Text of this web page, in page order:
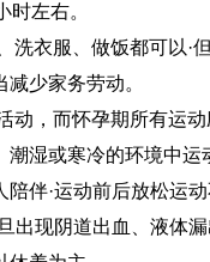
时左右。
洗衣服、做饭都可以·
少家务劳动。
，而怀孕期所有运动
潮湿或寒冷的环境中运
伴·运动前后放松运动
出现阴道出血、液体